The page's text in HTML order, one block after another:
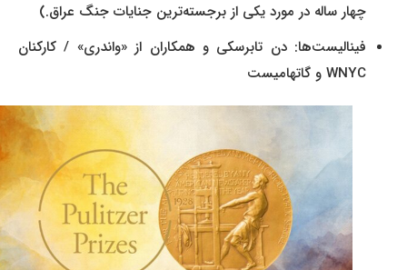
چهار ساله در مورد یکی از برجسته‌ترین جنایات جنگ عراق.)
فینالیست‌ها: دن تابرسکی و همکاران از «واندری» / کارکنان
WNYC و گاتهامیست